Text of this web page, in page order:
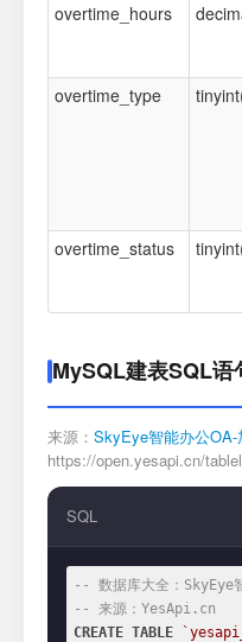
overtime_hours
overtime_type
overtime_status
MySQL建表SQL语
来源： SkyEye智能办公OA-
https://open.yesapi.cn/
SQL
-- 数据库大全：SkyEye
-- 来源：YesApi.cn
CREATE TABLE